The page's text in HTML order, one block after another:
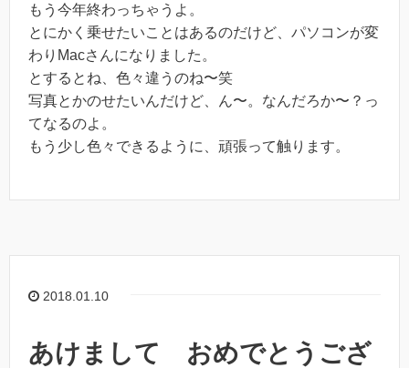
もう今年終わっちゃうよ。
とにかく乗せたいことはあるのだけど、パソコンが変
わりMacさんになりました。
とするとね、色々違うのね〜笑
写真とかのせたいんだけど、ん〜。なんだろか〜？っ
てなるのよ。
もう少し色々できるように、頑張って触ります。
2018.01.10
あけまして おめでとうござ